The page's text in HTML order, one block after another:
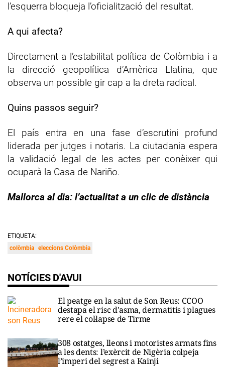
l’esquerra bloqueja l’oficialització del resultat.
A qui afecta?
Directament a l’estabilitat política de Colòmbia i a
la direcció geopolítica d’Amèrica Llatina, que
observa un possible gir cap a la dreta radical.
Quins passos seguir?
El país entra en una fase d’escrutini profund
liderada per jutges i notaris. La ciutadania espera
la validació legal de les actes per conèixer qui
ocuparà la Casa de Nariño.
Mallorca al dia: l’actualitat a un clic de distància
ETIQUETA:
colòmbia eleccions Colòmbia
NOTÍCIES D'AVUI
El peatge en la salut de Son Reus: CCOO
destapa el risc d'asma, dermatitis i plagues
rere el col·lapse de Tirme
308 ostatges, lleons i motoristes armats fins
a les dents: l’exèrcit de Nigèria colpeja
l’imperi del segrest a Kainji